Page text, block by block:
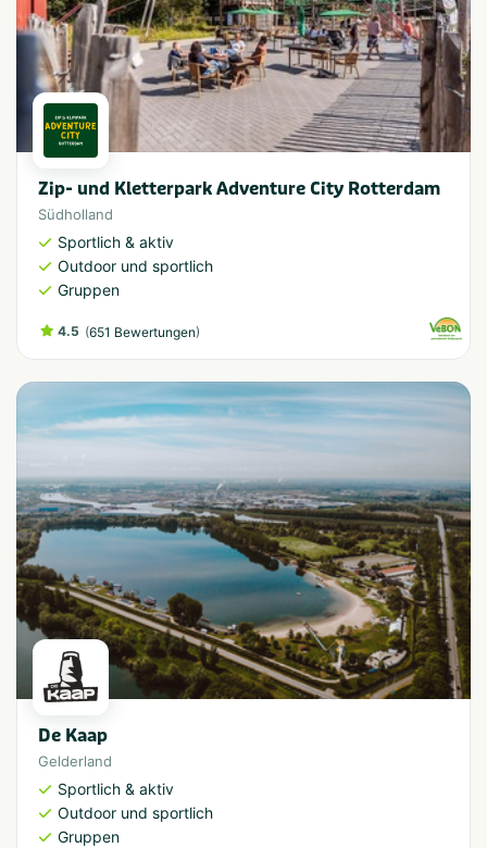
Zip- und Kletterpark Adventure City Rotterdam
Südholland
Sportlich & aktiv
Outdoor und sportlich
Gruppen
4.5 (651 Bewertungen)
De Kaap
Gelderland
Sportlich & aktiv
Outdoor und sportlich
Gruppen